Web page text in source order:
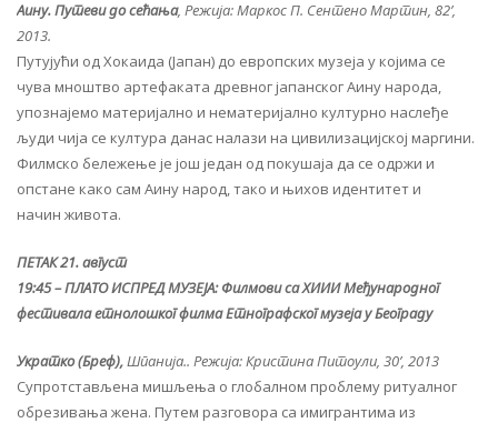
Аину. Путеви до сећања, Режија: Маркос П. Сентено Мартин, 82’,
2013.
Путујући од Хокаида (Јапан) до европских музеја у којима се
чува мноштво артефаката древног јапанског Аину народа,
упознајемо материјално и нематеријално културно наслеђе
људи чија се култура данас налази на цивилизацијској маргини.
Филмско бележење је још један од покушаја да се одржи и
опстане како сам Аину народ, тако и њихов идентитет и
начин живота.
ПЕТАК 21. август
19:45 – ПЛАТО ИСПРЕД МУЗЕЈА: Филмови са XИИИ Међународног
фестивала етнолошког филма Етнографског музеја у Београду
Укратко (Бреф), Шпанија.. Режија: Кристина Питоули, 30’, 2013
Супротстављена мишљења о глобалном проблему ритуалног
обрезивања жена. Путем разговора са имигрантима из